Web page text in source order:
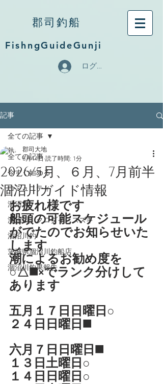
郡司釣船
FishngGuideGunji
ログイン
記事
全ての記事
今すぐ始める
コミュニティ
涸沼川
涸沼川、クロダイ、スズキ
涸沼川釣
茨城県涸沼川釣船店
涸沼川釣果報告
全ての記事
2026/5月、６月、7月前半
涸沼川ガイド情報
郡司大地
5月14日 読了時間: 1分
お疲れ様です
船頭の可能スケジュール
がでたのでお知らせいた
します
潮によるお勧め度を
○△◼️×でランク分けして
あります
五月１７日日曜日○
２４日日曜日◼️
六月７日日曜日◼️
１３日土曜日○
１４日日曜日○